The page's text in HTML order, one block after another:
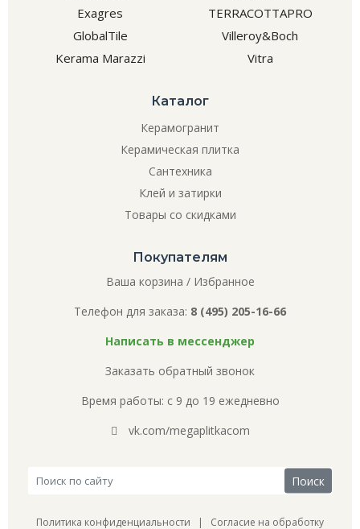
Exagres
GlobalTile
Kerama Marazzi
TERRACOTTAPRO
Villeroy&Boch
Vitra
Каталог
Керамогранит
Керамическая плитка
Сантехника
Клей и затирки
Товары со скидками
Покупателям
Ваша корзина / Избранное
Телефон для заказа: 8 (495) 205-16-66
Написать в мессенджер
Заказать обратный звонок
Время работы: с 9 до 19 ежедневно
vk.com/megaplitkacom
Политика конфиденциальности | Согласие на обработку